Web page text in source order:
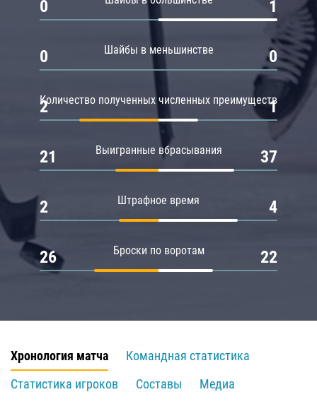
0 1
Шайбы в меньшинстве
0 0
Количество полученных численных преимуществ
2 1
Выигранные вбрасывания
21 37
Штрафное время
2 4
Броски по воротам
26 22
Хронология матча
Командная статистика
Статистика игроков
Составы
Медиа